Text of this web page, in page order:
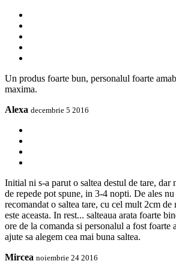
Un produs foarte bun, personalul foarte
maxima.
Alexa decembrie 5 2016
Initial ni s-a parut o saltea destul de tare, dar
de repede pot spune, in 3-4 nopti. De ales nu
recomandat o saltea tare, cu cel mult 2cm
este aceasta. In rest... salteaua arata foarte
ore de la comanda si personalul a fost foarte
ajute sa alegem cea mai buna saltea.
Mircea noiembrie 24 2016